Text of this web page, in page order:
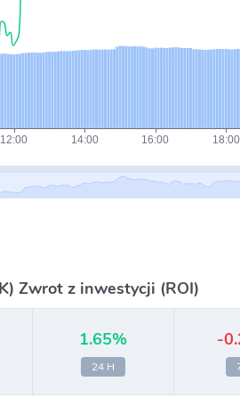
Zwrot z inwestycji (ROI)
1.65%
24 H
-